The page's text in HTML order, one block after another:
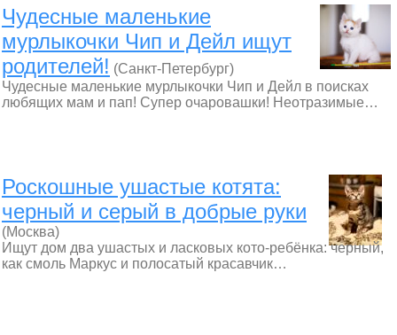
Чудесные маленькие
мурлыкочки Чип и Дейл ищут
родителей! (Санкт-Петербург)
Чудесные маленькие мурлыкочки Чип и Дейл в поисках
любящих мам и пап! Супер очаровашки! Неотразимые…
Роскошные ушастые котята:
черный и серый в добрые руки
(Москва)
Ищут дом два ушастых и ласковых кото-ребёнка: черный,
как смоль Маркус и полосатый красавчик…